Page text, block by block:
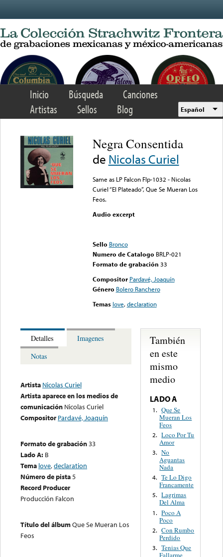
Inicio Búsqueda
Canciones
Artistas
Sellos Blog Español
Negra Consentida
de Nicolas Curiel
Same as LP Falcon Flp-1032 - Nicolas
Curiel “El Plateado”, Que Se Mueran Los
Feos.
Audio excerpt
Sello Bronco
Numero de Catalogo BRLP-021
Formato de grabación 33
Compositor Pardavé, Joaquín
Género Bolero Ranchero
Temas love,declaration
Detalles
Imagenes
Notas
Artista Nicolas Curiel
Artista aparece en los medios de
comunicación Nicolas Curiel
Compositor Pardavé, Joaquín
Formato de grabación33
Lado A: B
Tema love,declaration
Número de pista5
Record Producer
Producción Falcon
Título del álbumQue Se Mueran Los
Feos
También
en este
mismo
medio
LADO A
1. Que Se
Mueran Los
Feos
2. Loco Por Tu
Amor
3. No
Aguantas
Nada
4. Te Lo Digo
Francamente
5. Lagrimas
Del Alma
1. Poco A
Poco
2. Con Rumbo
Perdido
3. Tenias Que
Fallarme